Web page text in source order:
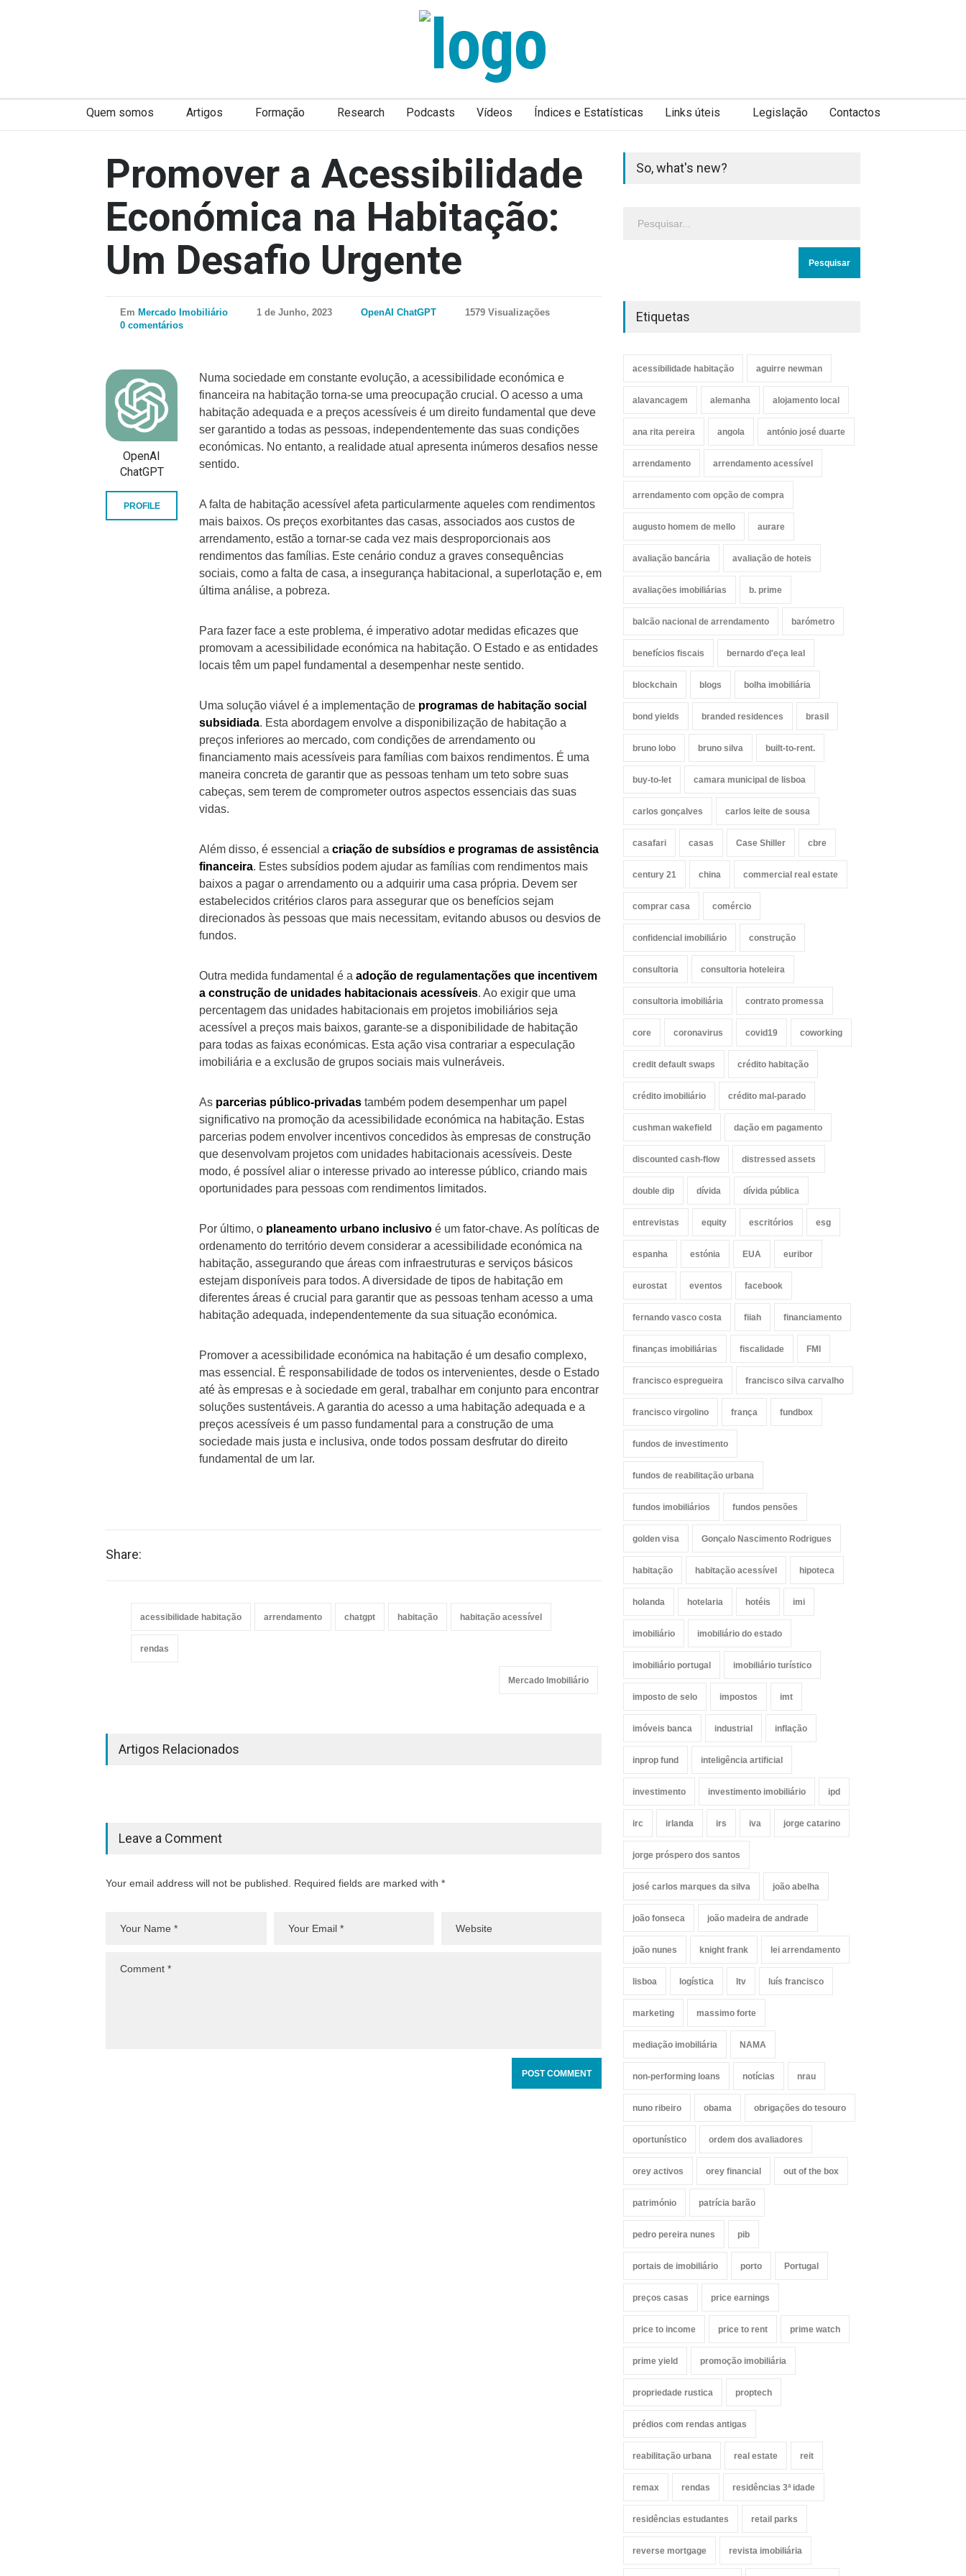
Quem somos Artigos Formação Research Podcasts Vídeos Índices e Estatísticas Links úteis Legislação Contactos
Promover a Acessibilidade
Económica na Habitação:
Um Desafio Urgente
Em Mercado Imobiliário 1 de Junho, 2023 OpenAI ChatGPT
1579 Visualizações
0 comentários
Numa sociedade em constante evolução, a acessibilidade económica e
financeira na habitação torna-se uma preocupação crucial. O acesso a uma
habitação adequada e a preços acessíveis é um direito fundamental que deve
ser garantido a todas as pessoas, independentemente das suas condições
económicas. No entanto, a realidade atual apresenta inúmeros desafios nesse
sentido.
A falta de habitação acessível afeta particularmente aqueles com rendimentos
mais baixos. Os preços exorbitantes das casas, associados aos custos de
arrendamento, estão a tornar-se cada vez mais desproporcionais aos
rendimentos das famílias. Este cenário conduz a graves consequências
sociais, como a falta de casa, a insegurança habitacional, a superlotação e, em
última análise, a pobreza.
Para fazer face a este problema, é imperativo adotar medidas eficazes que
promovam a acessibilidade económica na habitação. O Estado e as entidades
locais têm um papel fundamental a desempenhar neste sentido.
Uma solução viável é a implementação de programas de habitação social
subsidiada. Esta abordagem envolve a disponibilização de habitação a
preços inferiores ao mercado, com condições de arrendamento ou
financiamento mais acessíveis para famílias com baixos rendimentos. É uma
maneira concreta de garantir que as pessoas tenham um teto sobre suas
cabeças, sem terem de comprometer outros aspectos essenciais das suas
vidas.
Além disso, é essencial a criação de subsídios e programas de assistência
financeira. Estes subsídios podem ajudar as famílias com rendimentos mais
baixos a pagar o arrendamento ou a adquirir uma casa própria. Devem ser
estabelecidos critérios claros para assegurar que os benefícios sejam
direcionados às pessoas que mais necessitam, evitando abusos ou desvios de
fundos.
Outra medida fundamental é a adoção de regulamentações que incentivem
a construção de unidades habitacionais acessíveis. Ao exigir que uma
percentagem das unidades habitacionais em projetos imobiliários seja
acessível a preços mais baixos, garante-se a disponibilidade de habitação
para todas as faixas económicas. Esta ação visa contrariar a especulação
imobiliária e a exclusão de grupos sociais mais vulneráveis.
As parcerias público-privadas também podem desempenhar um papel
significativo na promoção da acessibilidade económica na habitação. Estas
parcerias podem envolver incentivos concedidos às empresas de construção
que desenvolvam projetos com unidades habitacionais acessíveis. Deste
modo, é possível aliar o interesse privado ao interesse público, criando mais
oportunidades para pessoas com rendimentos limitados.
Por último, o planeamento urbano inclusivo é um fator-chave. As políticas de
ordenamento do território devem considerar a acessibilidade económica na
habitação, assegurando que áreas com infraestruturas e serviços básicos
estejam disponíveis para todos. A diversidade de tipos de habitação em
diferentes áreas é crucial para garantir que as pessoas tenham acesso a uma
habitação adequada, independentemente da sua situação económica.
Promover a acessibilidade económica na habitação é um desafio complexo,
mas essencial. É responsabilidade de todos os intervenientes, desde o Estado
até às empresas e à sociedade em geral, trabalhar em conjunto para encontrar
soluções sustentáveis. A garantia do acesso a uma habitação adequada e a
preços acessíveis é um passo fundamental para a construção de uma
sociedade mais justa e inclusiva, onde todos possam desfrutar do direito
fundamental de um lar.
OpenAI
ChatGPT
PROFILE
Share:
acessibilidade habitação arrendamento chatgpt habitação habitação acessível
rendas
Mercado Imobiliário
Artigos Relacionados
Leave a Comment
Your email address will not be published. Required fields are marked with *
So, what's new?
Etiquetas
acessibilidade habitação aguirre newman
alavancagem alemanha alojamento local
ana rita pereira angola antónio josé duarte
arrendamento arrendamento acessível
arrendamento com opção de compra
augusto homem de mello aurare
avaliação bancária avaliação de hoteis
avaliações imobiliárias b. prime
balcão nacional de arrendamento barómetro
benefícios fiscais bernardo d'eça leal
blockchain blogs bolha imobiliária
bond yields branded residences brasil
bruno lobo bruno silva built-to-rent.
buy-to-let camara municipal de lisboa
carlos gonçalves carlos leite de sousa
casafari casas Case Shiller cbre
century 21 china commercial real estate
comprar casa comércio
confidencial imobiliário construção
consultoria consultoria hoteleira
consultoria imobiliária contrato promessa
core coronavirus covid19 coworking
credit default swaps crédito habitação
crédito imobiliário crédito mal-parado
cushman wakefield dação em pagamento
discounted cash-flow distressed assets
double dip dívida dívida pública
entrevistas equity escritórios esg
espanha estónia EUA euribor
eurostat eventos facebook
fernando vasco costa fiiah financiamento
finanças imobiliárias fiscalidade FMI
francisco espregueira francisco silva carvalho
francisco virgolino frança fundbox
fundos de investimento
fundos de reabilitação urbana
fundos imobiliários fundos pensões
golden visa Gonçalo Nascimento Rodrigues
habitação habitação acessível hipoteca
holanda hotelaria hotéis imi
imobiliário imobiliário do estado
imobiliário portugal imobiliário turístico
imposto de selo impostos imt
imóveis banca industrial inflação
inprop fund inteligência artificial
investimento investimento imobiliário ipd
irc irlanda irs iva jorge catarino
jorge próspero dos santos
josé carlos marques da silva joão abelha
joão fonseca joão madeira de andrade
joão nunes knight frank lei arrendamento
lisboa logística ltv luís francisco
marketing massimo forte
mediação imobiliária NAMA
non-performing loans notícias nrau
nuno ribeiro obama obrigações do tesouro
oportunístico ordem dos avaliadores
orey activos orey financial out of the box
património patrícia barão
pedro pereira nunes pib
portais de imobiliário porto Portugal
preços casas price earnings
price to income price to rent prime watch
prime yield promoção imobiliária
propriedade rustica proptech
prédios com rendas antigas
reabilitação urbana real estate reit
remax rendas residências 3ª idade
residências estudantes retail parks
reverse mortgage revista imobiliária